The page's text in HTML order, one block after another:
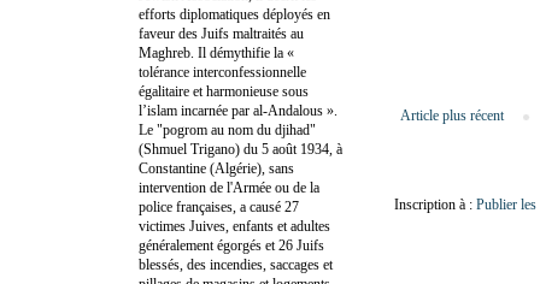
Article plus récent
Inscription à : Publier
efforts diplomatiques déployés en
faveur des Juifs maltraités au
Maghreb. Il démythifie la «
tolérance interconfessionnelle
égalitaire et harmonieuse sous
l’islam incarnée par al-Andalous ».
Le "pogrom au nom du djihad"
(Shmuel Trigano) du 5 août 1934, à
Constantine (Algérie), sans
intervention de l'Armée ou de la
police françaises, a causé 27
victimes Juives, enfants et adultes
généralement égorgés et 26 Juifs
blessés, des incendies, saccages et